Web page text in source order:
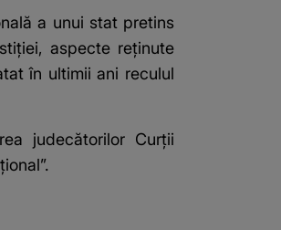
a unui stat pretins
aspecte reţinute
în ultimii ani reculul
judecătorilor Curţii